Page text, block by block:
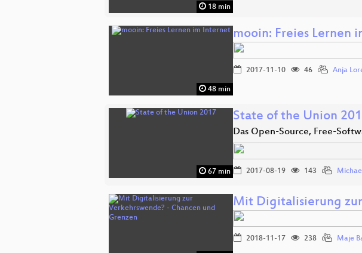
18 min
48 min
mooin: Freies Lernen
2017-11-10 46 Anja
67 min
State of the Union
Das Open-Source, Free-
2017-08-19 143
Mit Digitalisierung
2018-11-17 238 Maje